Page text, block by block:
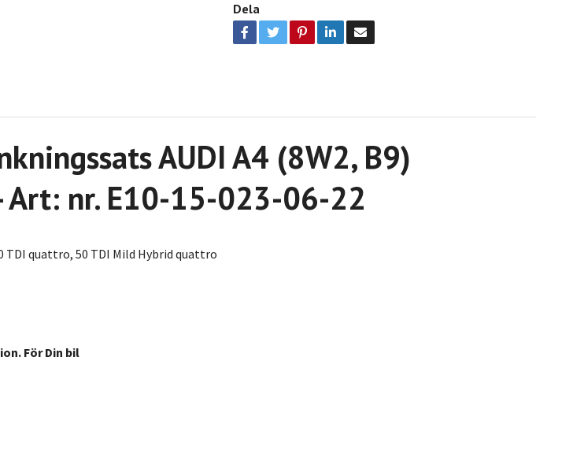
Dela
AUDI A4 (8W2, B9)
Art: nr. E10-15-023-06-22
quattro, 50 TDI Mild Hybrid quattro
För Din bil